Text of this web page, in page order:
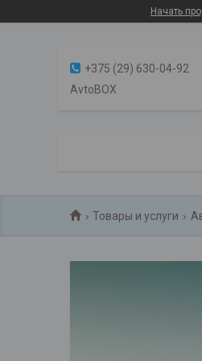
Начать
+375 (29) 630-04-92
AvtoBOX
Товары и услуги